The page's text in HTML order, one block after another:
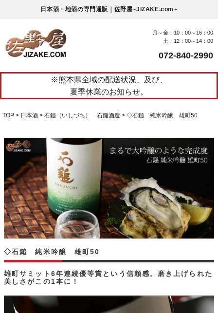
日本酒・地酒の専門通販｜佐野屋~JIZAKE.com~
月～金：10：00～16：00
土：12：00～14：00
072-840-2990
※熊本県全域の配送状況、及び、
夏季休業のお知らせ。
TOP 日本酒 石鎚（いしづち） 石鎚酒造 ◇石鎚 純米吟醸 雄町50
雄町サミット6年連続優等賞という信頼感。磨き上げられた
美しさがこの1本に！
◇石鎚 純米吟醸 雄町50